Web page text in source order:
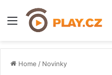
Menu
Home / Novinky